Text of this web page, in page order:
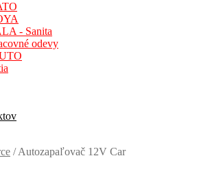
- Sanita
odevy
/Autozapaľovač 12V Car